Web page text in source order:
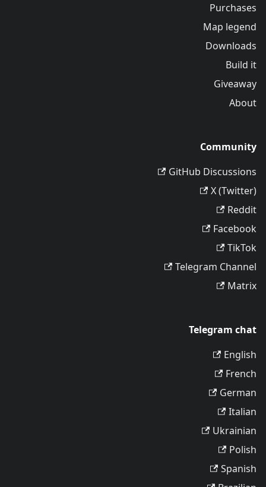
Purchases
Map legend
Downloads
Build it
Giveaway
About
Community
GitHub Discussions
X (Twitter)
Reddit
Facebook
TikTok
Telegram Channel
Matrix
Telegram chat
English
French
German
Italian
Ukrainian
Polish
Spanish